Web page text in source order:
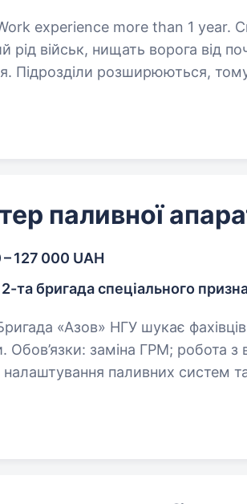
more than 1 year. Сили територіальної оборони,
рід військ, нищать ворога від
Підрозділи розширюються,
паливної
127 000 UAH
та бригада спеціального
робота з високоточним інструментом;
паливних систем та агрегатів.